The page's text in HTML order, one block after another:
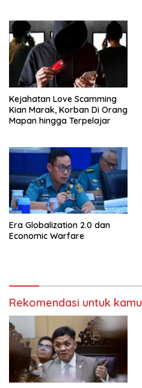
Kejahatan Love Scamming
Kian Marak, Korban Di Orang
Mapan hingga Terpelajar
Era Globalization 2.0 dan
Economic Warfare
Rekomendasi untuk kamu